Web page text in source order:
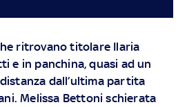
ritrovano titolare Ilaria
e in panchina, quasi ad un
dall’ultima partita
Melissa Bettoni schierata